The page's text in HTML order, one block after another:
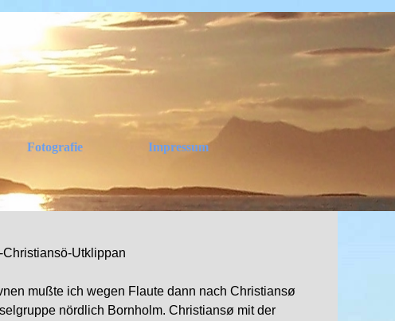
▼
Fotografie ▼
Impressum
Christiansö-Utklippan
mußte ich wegen Flaute dann nach Christiansø
nördlich Bornholm. Christiansø mit der